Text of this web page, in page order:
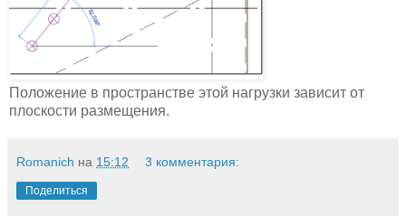
Положение в пространстве этой нагрузки зависит от
плоскости размещения.
Romanich на 15:12 3 комментария:
Поделиться